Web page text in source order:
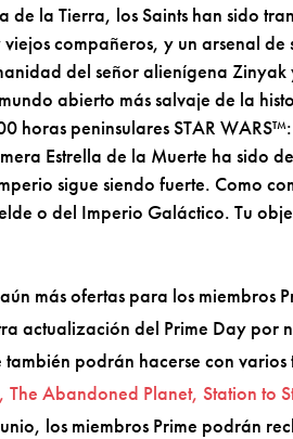
de la Tierra, los Saints han sido
compañeros, y un arsenal
del señor alienígena Zinyak
abierto más salvaje de la
horas peninsulares STAR
Estrella de la Muerte ha sido
sigue siendo fuerte. Como
o del Imperio Galáctico. Tu
más ofertas para los miembros
actualización del Prime Day por
también podrán hacerse con
Abandoned Planet, Station to
los miembros Prime podrán